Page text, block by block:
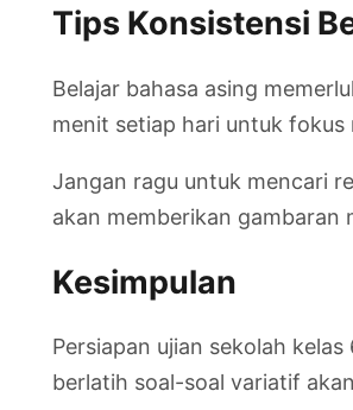
Tips Konsistensi
Belajar bahasa asing
menit setiap hari untuk fokus
Jangan ragu untuk mencari
akan memberikan gambaran
Kesimpulan
Persiapan ujian sekolah
berlatih soal-soal variatif